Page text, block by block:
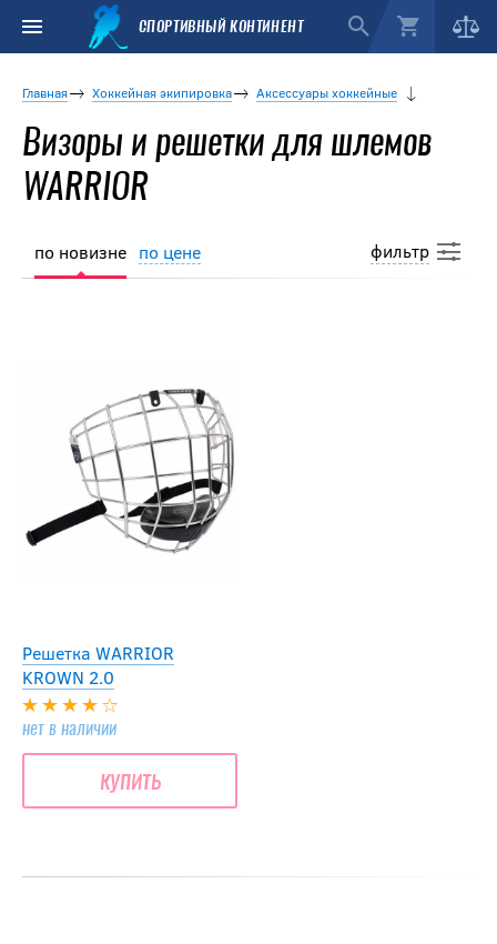
СПОРТИВНЫЙ КОНТИНЕНТ
Главная Хоккейная экипировка Аксессуары хоккейные
Визоры и решетки для шлемов
WARRIOR
фильтр
по новизне по цене
Решетка WARRIOR
KROWN 2.0
нет в наличии
купить